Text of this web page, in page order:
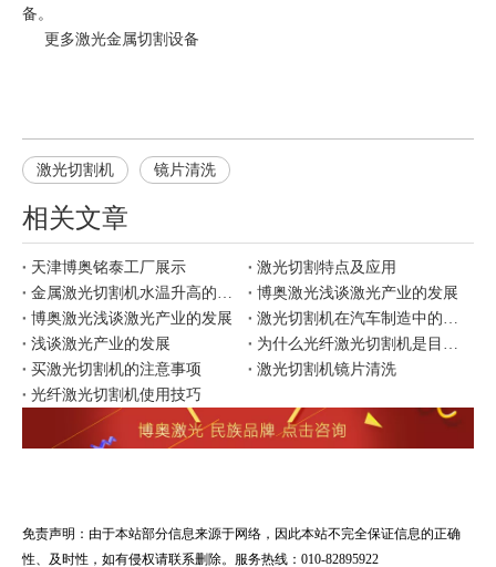
备。
更多激光金属切割 设备
激光切割机 镜片清洗
相关文章
天津博奥铭泰工厂展示
激光切割特点及应用
博奥激光浅谈激光产业的发展
博奥激光浅谈激光产业的发展
浅谈激光产业的发展
买激光切割机的注意事项
激光切割机镜片清洗
光纤激光切割机使用技巧
免责声明：由于本站部分信息来源于网络，因此本站不完全保证信息的正确
性、及时性，如有侵权请联系删除。服务热线：010-82895922